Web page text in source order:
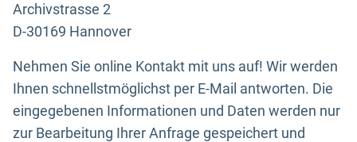
Archivstrasse 2
D-30169 Hannover
Nehmen Sie online Kontakt mit uns auf! Wir werden
Ihnen schnellstmöglichst per E-Mail antworten. Die
eingegebenen Informationen und Daten werden nur
zur Bearbeitung Ihrer Anfrage gespeichert und